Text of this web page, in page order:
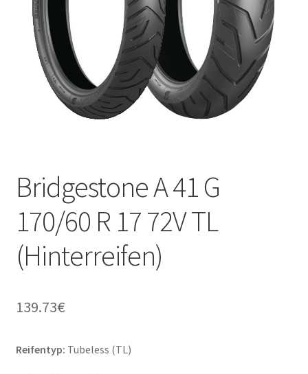
Bridgestone A 41 G
170/60 R 17 72V TL
(Hinterreifen)
139.73€
Reifentyp: Tubeless (TL)